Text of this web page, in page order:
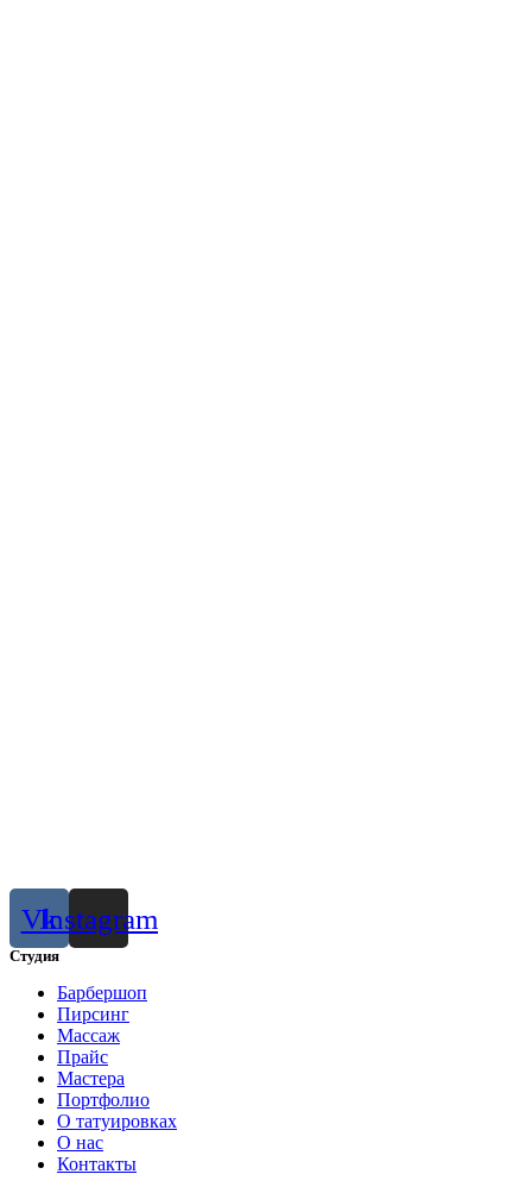
VkInstagram
Студия
Барбершоп
Пирсинг
Массаж
Прайс
Мастера
Портфолио
О татуировках
О нас
Контакты